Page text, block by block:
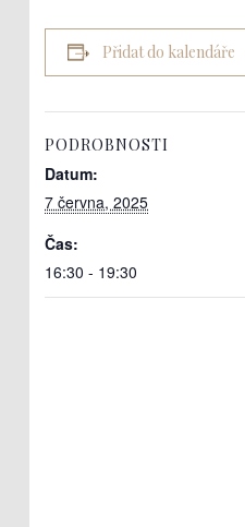
Přidat do kalendáře
PODROBNOSTI
Datum:
7 června, 2025
Čas:
16:30 - 19:30